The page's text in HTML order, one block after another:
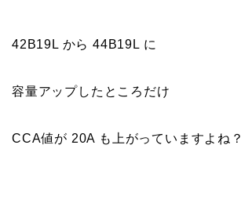
42B19L から 44B19L に
容量アップしたところだけ
CCA値が 20A も上がっていますよね？